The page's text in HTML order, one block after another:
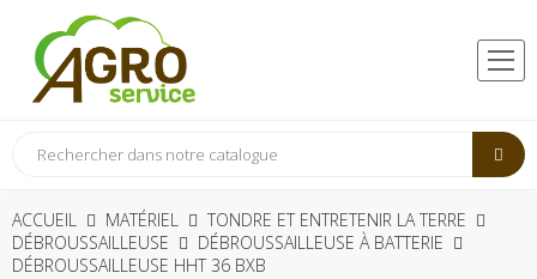
ACCUEIL MATÉRIEL
TONDRE ET ENTRETENIR LA TERRE
DÉBROUSSAILLEUSE
DÉBROUSSAILLEUSE À BATTERIE
DÉBROUSSAILLEUSE HHT 36 BXB